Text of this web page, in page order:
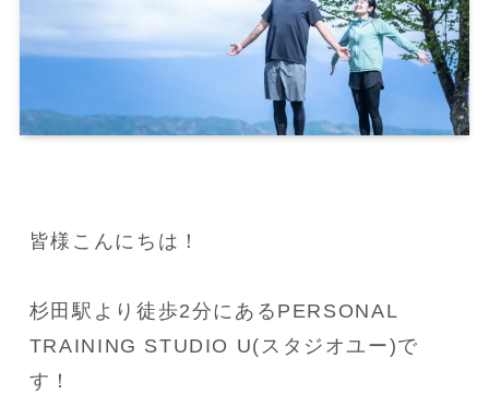
皆様こんにちは！
杉田駅より徒歩2分にあるPERSONAL
TRAINING STUDIO U(スタジオユー)で
す！